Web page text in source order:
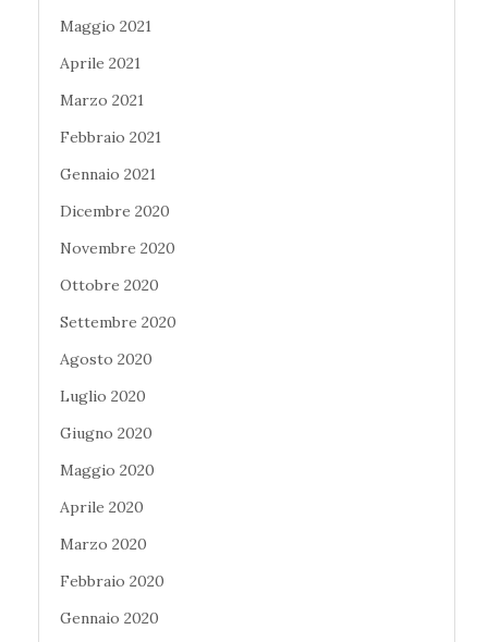
Maggio 2021
Aprile 2021
Marzo 2021
Febbraio 2021
Gennaio 2021
Dicembre 2020
Novembre 2020
Ottobre 2020
Settembre 2020
Agosto 2020
Luglio 2020
Giugno 2020
Maggio 2020
Aprile 2020
Marzo 2020
Febbraio 2020
Gennaio 2020